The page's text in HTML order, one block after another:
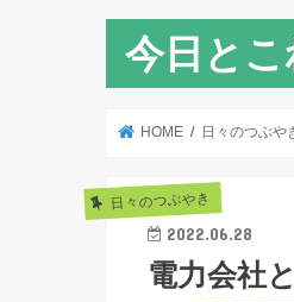
今日と
HOME 日々のつぶや
日々のつぶやき
2022.06.28
電力会社